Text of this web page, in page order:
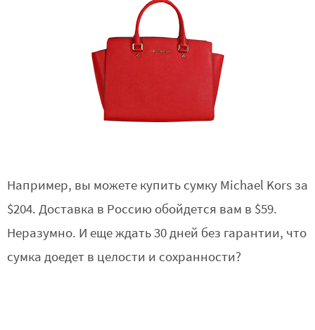
Например, вы можете купить сумку Michael Kors за
$204. Доставка в Россию обойдется вам в $59.
Неразумно. И еще ждать 30 дней без гарантии, что
сумка доедет в целости и сохранности?